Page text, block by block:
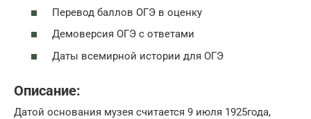
Перевод баллов ОГЭ в оценку
Демоверсия ОГЭ с ответами
Даты всемирной истории для ОГЭ
Описание:
Датой основания музея считается 9 июля 1925года,